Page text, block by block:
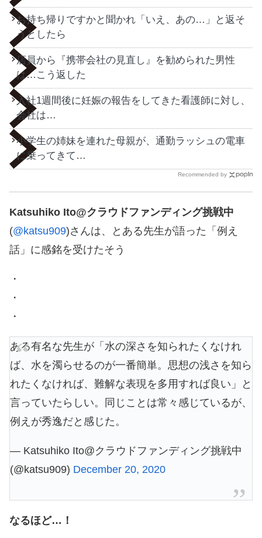
お持ち帰りですかと聞かれ「いえ、あの…」と返そ
うとしたら
店員から『携帯会社の見直し』を勧められた男性
は…こう返した
入社1週間後に妊娠の報告をしてきた看護師に対し、
会社は…
小学生の姉妹を連れた母親が、通勤ラッシュの電車
に乗ってきて…
Recommended by
Katsuhiko Ito@クラウドファンディング挑戦中
(@katsu909)さんは、とある先生が語った「例え
話」に感銘を受けたそう
・
・
・
ある有名な先生が「水の深さを知られたくなけれ
ば、水を濁らせるのが一番簡単。思想の浅さを知ら
れたくなければ、難解な表現を多用すれば良い」と
言っていたらしい。同じことは常々感じているが、
例えが秀逸だと感じた。
— Katsuhiko Ito@クラウドファンディング挑戦中
(@katsu909) December 20, 2020
なるほど…！